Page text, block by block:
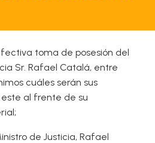
toma de posesión del
Sr. Rafael Catalá, entre
cuáles serán sus
al frente de su
de Justicia, Rafael